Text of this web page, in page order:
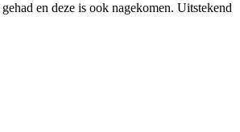
en deze is ook nagekomen. Uitstekend